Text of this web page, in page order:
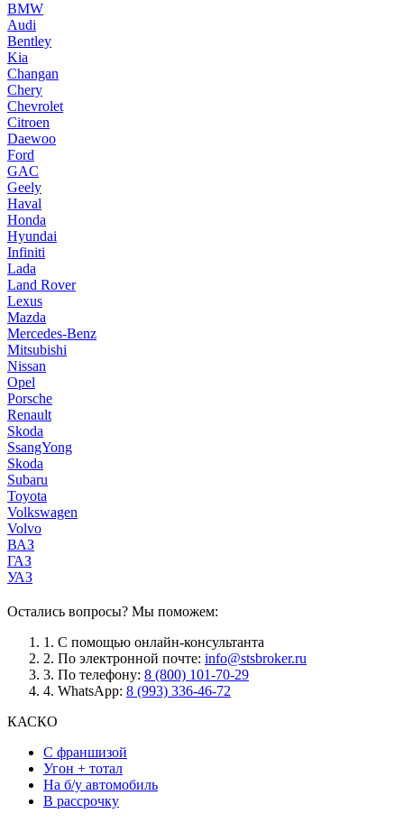
BMW
Audi
Bentley
Kia
Changan
Chery
Chevrolet
Citroen
Daewoo
Ford
GAC
Geely
Haval
Honda
Hyundai
Infiniti
Lada
Land Rover
Lexus
Mazda
Mercedes-Benz
Mitsubishi
Nissan
Opel
Porsche
Renault
Skoda
SsangYong
Skoda
Subaru
Toyota
Volkswagen
Volvo
ВАЗ
ГАЗ
УАЗ
Остались вопросы? Мы поможем:
1. С помощью онлайн-консультанта
2. По электронной почте: info@stsbroker.ru
3. По телефону: 8 (800) 101-70-29
4. WhatsApp: 8 (993) 336-46-72
КАСКО
С франшизой
Угон + тотал
На б/у автомобиль
В рассрочку